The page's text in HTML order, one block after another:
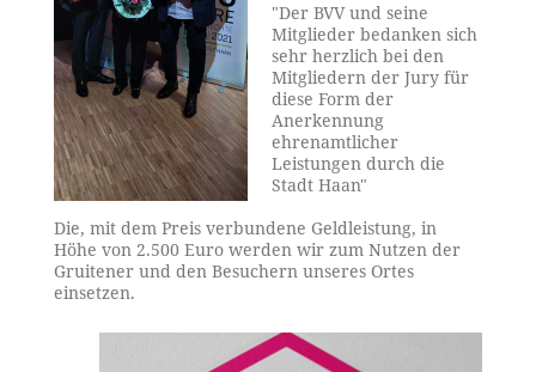
"Der BVV und seine
Mitglieder bedanken sich
sehr herzlich bei den
Mitgliedern der Jury für
diese Form der
Anerkennung
ehrenamtlicher
Leistungen durch die
Stadt Haan"
Die, mit dem Preis verbundene Geldleistung, in
Höhe von 2.500 Euro werden wir zum Nutzen der
Gruitener und den Besuchern unseres Ortes
einsetzen.